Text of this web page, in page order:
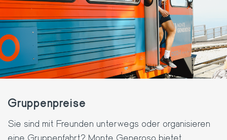
Gruppenpreise
Sie sind mit Freunden unterwegs oder organisieren
eine Gruppenfahrt? Monte Generoso bietet